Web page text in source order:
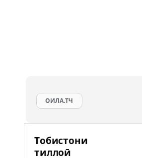
ОИЛА.ТЧ
Тобистони
тиллоӣ